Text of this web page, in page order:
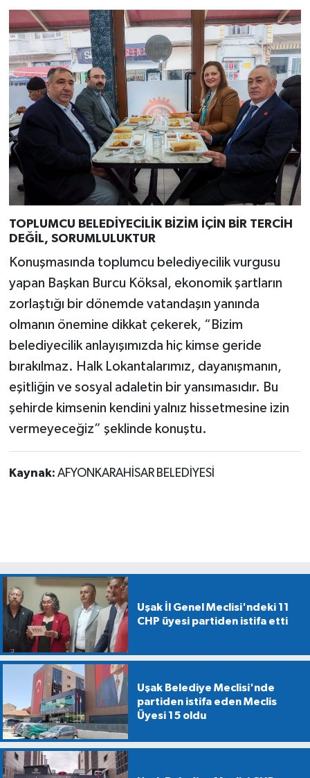
TOPLUMCU BELEDİYECİLİK BİZİM İÇİN BİR TERCİH
DEĞİL, SORUMLULUKTUR
Konuşmasında toplumcu belediyecilik vurgusu
yapan Başkan Burcu Köksal, ekonomik şartların
zorlaştığı bir dönemde vatandaşın yanında
olmanın önemine dikkat çekerek, “Bizim
belediyecilik anlayışımızda hiç kimse geride
bırakılmaz. Halk Lokantalarımız, dayanışmanın,
eşitliğin ve sosyal adaletin bir yansımasıdır. Bu
şehirde kimsenin kendini yalnız hissetmesine izin
vermeyeceğiz” şeklinde konuştu.
Kaynak: AFYONKARAHİSAR BELEDİYESİ
Uşak İl Genel Meclisi'ndeki 11
CHP üyesi partiden istifa etti
Uşak Belediye Meclisi'nde
partiden istifa eden Meclis
Üyesi 15 oldu